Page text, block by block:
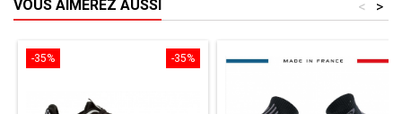
VOUS AIMEREZ AUSSI >
<
-35%
-35%